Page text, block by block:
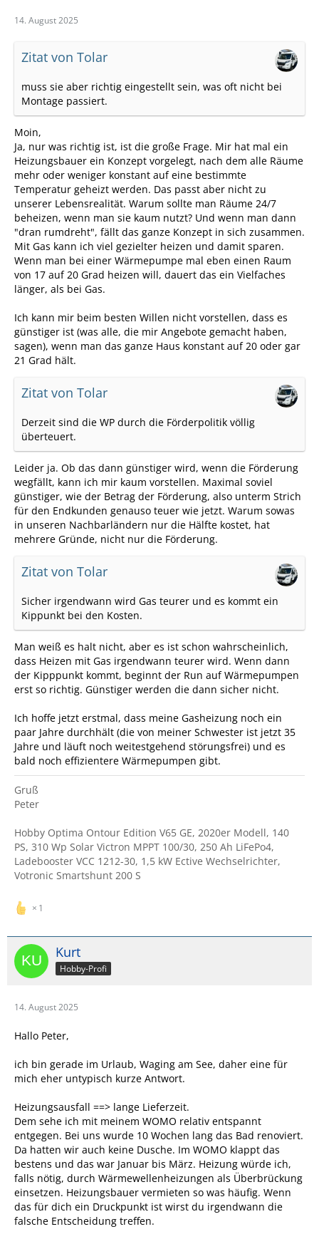
14. August 2025
Zitat von Tolar
muss sie aber richtig eingestellt sein, was oft nicht bei
Montage passiert.
Moin,
Ja, nur was richtig ist, ist die große Frage. Mir hat mal ein
Heizungsbauer ein Konzept vorgelegt, nach dem alle Räume
mehr oder weniger konstant auf eine bestimmte
Temperatur geheizt werden. Das passt aber nicht zu
unserer Lebensrealität. Warum sollte man Räume 24/7
beheizen, wenn man sie kaum nutzt? Und wenn man dann
"dran rumdreht", fällt das ganze Konzept in sich zusammen.
Mit Gas kann ich viel gezielter heizen und damit sparen.
Wenn man bei einer Wärmepumpe mal eben einen Raum
von 17 auf 20 Grad heizen will, dauert das ein Vielfaches
länger, als bei Gas.
Ich kann mir beim besten Willen nicht vorstellen, dass es
günstiger ist (was alle, die mir Angebote gemacht haben,
sagen), wenn man das ganze Haus konstant auf 20 oder gar
21 Grad hält.
Zitat von Tolar
Derzeit sind die WP durch die Förderpolitik völlig
überteuert.
Leider ja. Ob das dann günstiger wird, wenn die Förderung
wegfällt, kann ich mir kaum vorstellen. Maximal soviel
günstiger, wie der Betrag der Förderung, also unterm Strich
für den Endkunden genauso teuer wie jetzt. Warum sowas
in unseren Nachbarländern nur die Hälfte kostet, hat
mehrere Gründe, nicht nur die Förderung.
Zitat von Tolar
Sicher irgendwann wird Gas teurer und es kommt ein
Kippunkt bei den Kosten.
Man weiß es halt nicht, aber es ist schon wahrscheinlich,
dass Heizen mit Gas irgendwann teurer wird. Wenn dann
der Kipppunkt kommt, beginnt der Run auf Wärmepumpen
erst so richtig. Günstiger werden die dann sicher nicht.
Ich hoffe jetzt erstmal, dass meine Gasheizung noch ein
paar Jahre durchhält (die von meiner Schwester ist jetzt 35
Jahre und läuft noch weitestgehend störungsfrei) und es
bald noch effizientere Wärmepumpen gibt.
Gruß
Peter
Hobby Optima Ontour Edition V65 GE, 2020er Modell, 140
PS, 310 Wp Solar Victron MPPT 100/30, 250 Ah LiFePo4,
Ladebooster VCC 1212-30, 1,5 kW Ective Wechselrichter,
Votronic Smartshunt 200 S
1
Kurt
Hobby-Profi
14. August 2025
Hallo Peter,
ich bin gerade im Urlaub, Waging am See, daher eine für
mich eher untypisch kurze Antwort.
Heizungsausfall ==> lange Lieferzeit.
Dem sehe ich mit meinem WOMO relativ entspannt
entgegen. Bei uns wurde 10 Wochen lang das Bad renoviert.
Da hatten wir auch keine Dusche. Im WOMO klappt das
bestens und das war Januar bis März. Heizung würde ich,
falls nötig, durch Wärmewellenheizungen als Überbrückung
einsetzen. Heizungsbauer vermieten so was häufig. Wenn
das für dich ein Druckpunkt ist wirst du irgendwann die
falsche Entscheidung treffen.